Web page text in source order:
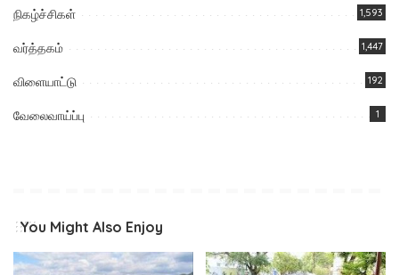
நிகழ்ச்சிகள் 1,593
வர்த்தகம் 1,447
விளையாட்டு 192
வேலைவாய்ப்பு 1
You Might Also Enjoy